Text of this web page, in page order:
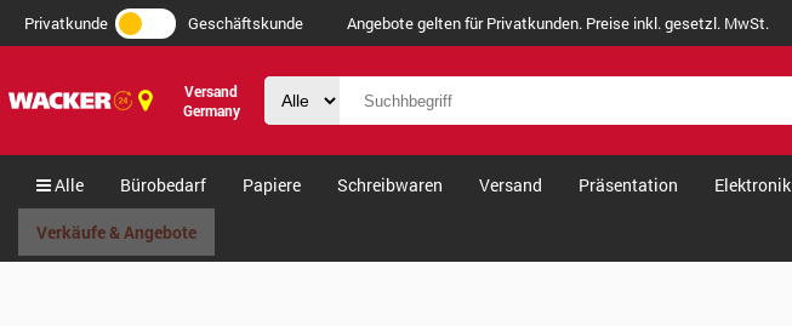
Privatkunde Geschäftskunde Angebote gelten für Privatkunden. Preise inkl. gesetzl. MwSt.
Versand
Germany
Alle Bürobedarf Papiere Schreibwaren Versand Präsentation Elektronik
Verkäufe & Angebote